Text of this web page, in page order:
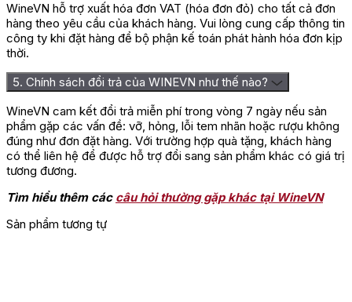
WineVN hỗ trợ xuất hóa đơn VAT (hóa đơn đỏ) cho tất cả đơn
hàng theo yêu cầu của khách hàng. Vui lòng cung cấp thông tin
công ty khi đặt hàng để bộ phận kế toán phát hành hóa đơn kịp
thời.
5. Chính sách đổi trả của WINEVN như thế nào?
WineVN cam kết đổi trả miễn phí trong vòng 7 ngày nếu sản
phẩm gặp các vấn đề: vỡ, hỏng, lỗi tem nhãn hoặc rượu không
đúng như đơn đặt hàng. Với trường hợp quà tặng, khách hàng
có thể liên hệ để được hỗ trợ đổi sang sản phẩm khác có giá trị
tương đương.
Tìm hiểu thêm các câu hỏi thường gặp khác tại WineVN
Sản phẩm tương tự